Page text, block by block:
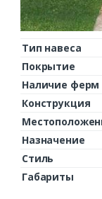
Тип навеса
Покрытие
Наличие ферм
Конструкция
Назначение
Стиль
Габариты